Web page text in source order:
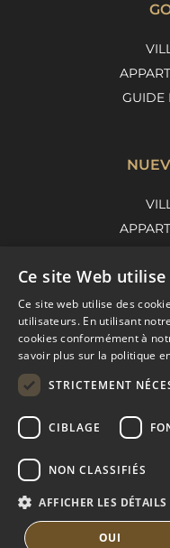
GUIDE
Ce site Web
Ce site web utilise des
utilisateurs. En utilisant
cookies conformément à
savoir plus sur la politique
STRICTEMENT
CIBLAGE
NON CLASSIFIÉS
AFFICHER LES DÉTAILS
OUI